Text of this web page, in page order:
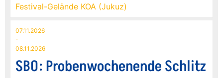
Festival-Gelände KOA (Jukuz)
07.11.2026
-
08.11.2026
SBO: Probenwochenende Schlitz